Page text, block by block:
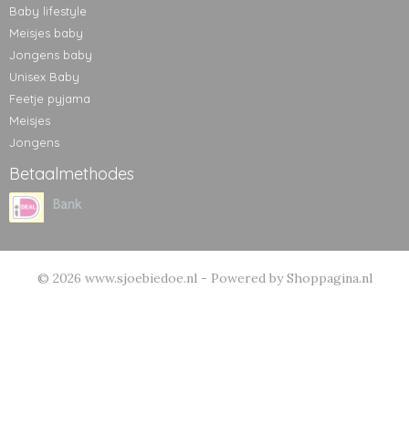
Baby lifestyle
Meisjes baby
Jongens baby
Unisex Baby
Feetje pyjama
Meisjes
Jongens
Betaalmethodes
© 2026 www.sjoebiedoe.nl - Powered by Shoppagina.nl